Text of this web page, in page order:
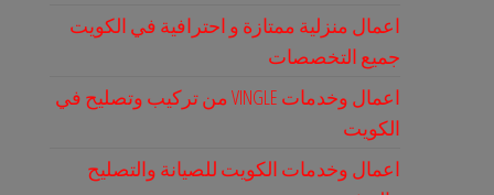
اعمال منزلية ممتازة و احترافية في الكويت
جميع التخصصات
اعمال وخدمات VINGLE من تركيب وتصليح في
الكويت
اعمال وخدمات الكويت للصيانة والتصليح